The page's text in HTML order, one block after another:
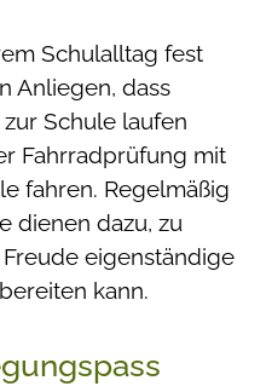
Schulalltag fest
Anliegen, dass
Schule laufen
Fahrradprüfung mit
fahren. Regelmäßig
dienen dazu, zu
eigenständige
kann.